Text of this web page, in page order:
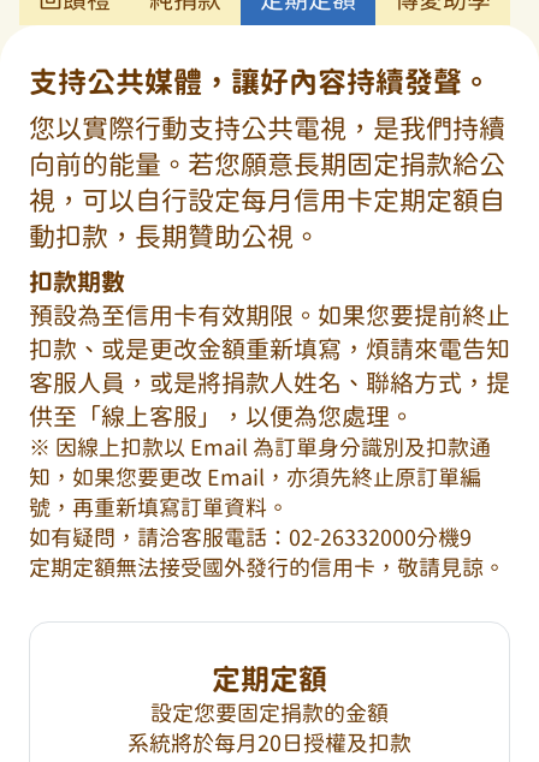
支持公共媒體，讓好內容持續發聲。
您以實際行動支持公共電視，是我們持續
向前的能量。若您願意長期固定捐款給公
視，可以自行設定每月信用卡定期定額自
動扣款，長期贊助公視。
扣款期數
預設為至信用卡有效期限。如果您要提前終止
扣款、或是更改金額重新填寫，煩請來電告知
客服人員，或是將捐款人姓名、聯絡方式，提
供至「線上客服」，以便為您處理。
※ 因線上扣款以 Email 為訂單身分識別及扣款通
知，如果您要更改 Email，亦須先終止原訂單編
號，再重新填寫訂單資料。
如有疑問，請洽客服電話：02-26332000分機9
定期定額無法接受國外發行的信用卡，敬請見諒。
定期定額
設定您要固定捐款的金額
系統將於每月20日授權及扣款